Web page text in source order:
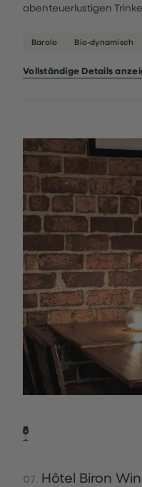
abenteuerlustigen
Barolo Bio-dynamisch
Vollständige Details
07. Hôtel Biron